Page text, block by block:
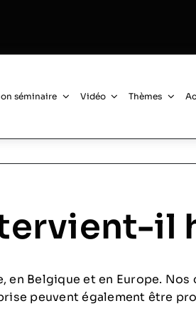
séminaire Vidéo Thèmes
il
en Belgique et en Europe.
peuvent également être